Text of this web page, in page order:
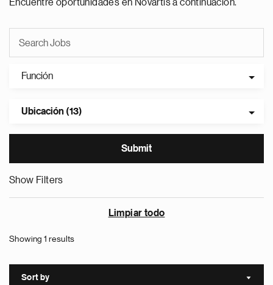
Encuentre oportunidades en Novartis a continuación.
Función
Ubicación (13)
Show Filters
Limpiar todo
Showing 1 results
Sort by Sort